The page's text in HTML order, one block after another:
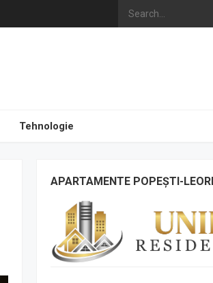
Tehnologie
APARTAMENTE POPEȘTI-